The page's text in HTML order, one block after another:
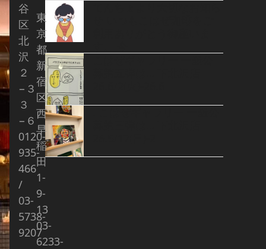
谷
区
北
沢
２
−３
３
−６
0120-
935-
466
/
03-
5738-
9207
東
京
都
新
宿
区
西
早
稲
田
1-
9-
13
03-
6233-